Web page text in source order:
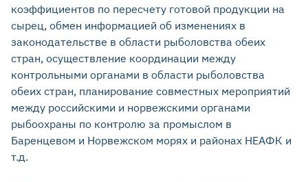
коэффициентов по пересчету готовой продукции на
сырец, обмен информацией об изменениях в
законодательстве в области рыболовства обеих
стран, осуществление координации между
контрольными органами в области рыболовства
обеих стран, планирование совместных мероприятий
между российскими и норвежскими органами
рыбоохраны по контролю за промыслом в
Баренцевом и Норвежском морях и районах НЕАФК и
т.д.